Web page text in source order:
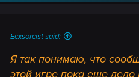
Ecxsorcist said:
Я так понимаю, что
этой игре пока еще